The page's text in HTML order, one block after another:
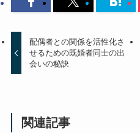
配偶者との関係を活性化さ
せるための既婚者同士の出
会いの秘訣
関連記事